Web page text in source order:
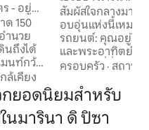
ร - อยู่
ด 150
ำนวย
นถึงได้
นท์กว้าง
ดี ปีซา
เหมาะ
ซูเปอร์
ยยา และ
ล้เคียง
สัมผัสใจกลางมารี
อบอุ่นแห่งนี้เหมาะ
รถยนต์: คุณอยู่ใก
และพระอาทิตย์ตก
สำหรับผู้ที่ชื่นชอบค
และได้รับการดูแล
หน้าต่างกระจกสา
เหมาะสม เหมาะส
ครอบครัว · สถานที่
ยอดนิยมสำหรับ
มารินา ดิ ปิซา